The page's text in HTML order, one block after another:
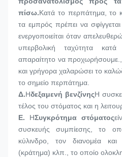
πίσω.Κατά το περπάτημα, το
τα εμπρός πρέπει να
ενεργοποιείται όταν
υπερβολική ταχύτητα κατά
απαραίτητο να
και γρήγορα χαλαρώσει το
το σημείο περπάτημα.
Δ.Ηδεξαμενή βενζίνηςΗ
τέλος του στόματος και η
Ε.
ΗΣυγκρότημα στόματος
συσκευής συμπίεσης, το
κύλινδρο, τον διανομέα
(κράτημα) κλπ., το οποίο